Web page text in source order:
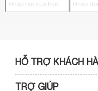
HỖ TRỢ KHÁCH
Sản phẩm & Đơn hàng:
TRỢ GIÚP